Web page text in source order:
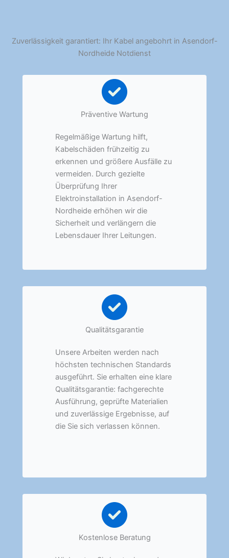
Zuverlässigkeit garantiert: Ihr Kabel angebohrt in Asendorf-
Nordheide Notdienst
Präventive Wartung
Regelmäßige Wartung hilft,
Kabelschäden frühzeitig zu
erkennen und größere Ausfälle zu
vermeiden. Durch gezielte
Überprüfung Ihrer
Elektroinstallation in Asendorf-
Nordheide erhöhen wir die
Sicherheit und verlängern die
Lebensdauer Ihrer Leitungen.
Qualitätsgarantie
Unsere Arbeiten werden nach
höchsten technischen Standards
ausgeführt. Sie erhalten eine klare
Qualitätsgarantie: fachgerechte
Ausführung, geprüfte Materialien
und zuverlässige Ergebnisse, auf
die Sie sich verlassen können.
Kostenlose Beratung